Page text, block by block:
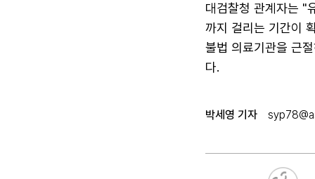
대검찰청 관계자는 "
까지 걸리는 기간이
불법 의료기관을 근
다.
박세영 기자